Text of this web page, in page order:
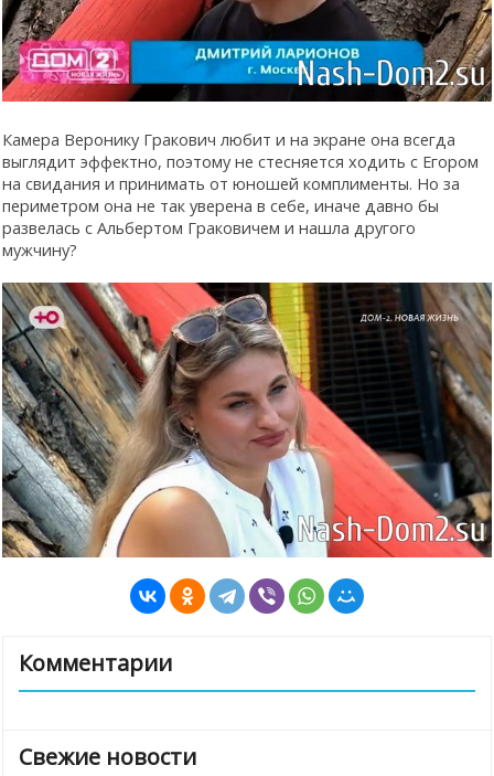
Камера Веронику Гракович любит и на экране она всегда
выглядит эффектно, поэтому не стесняется ходить с Егором
на свидания и принимать от юношей комплименты. Но за
периметром она не так уверена в себе, иначе давно бы
развелась с Альбертом Граковичем и нашла другого
мужчину?
Комментарии
Свежие новости